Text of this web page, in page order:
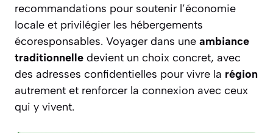
recommandations pour soutenir l’économie
locale et privilégier les hébergements
écoresponsables. Voyager dans une ambiance
traditionnelle devient un choix concret, avec
des adresses confidentielles pour vivre la région
autrement et renforcer la connexion avec ceux
qui y vivent.